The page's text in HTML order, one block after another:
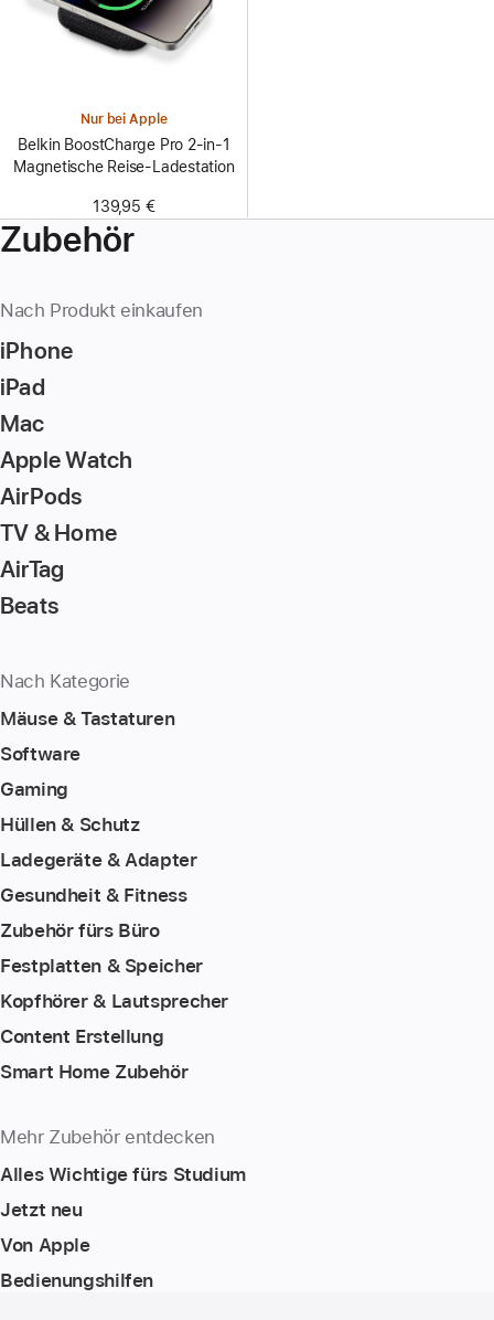
Nur bei Apple
Belkin BoostCharge Pro 2-in-1
Magnetische Reise-Ladestation
139,95 €
Zubehör
Nach Produkt einkaufen
iPhone
iPad
Mac
Apple Watch
AirPods
TV & Home
AirTag
Beats
Nach Kategorie
Mäuse & Tastaturen
Software
Gaming
Hüllen & Schutz
Ladegeräte & Adapter
Gesundheit & Fitness
Zubehör fürs Büro
Festplatten & Speicher
Kopfhörer & Lautsprecher
Content Erstellung
Smart Home Zubehör
Mehr Zubehör entdecken
Alles Wichtige fürs Studium
Jetzt neu
Von Apple
Bedienungshilfen